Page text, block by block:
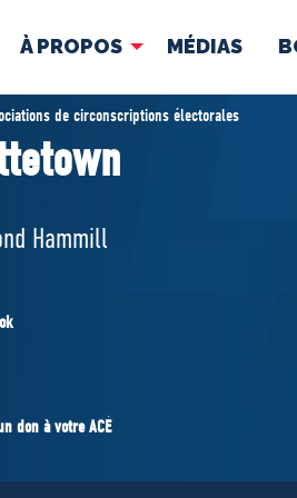
À PROPOS MÉDIAS
À
de circonscriptions électorales
Hammill
don à votre ACÉ